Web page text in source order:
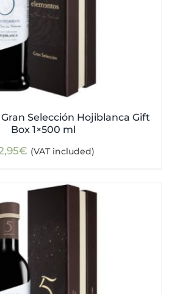
Selección Hojiblanca Gift
Box 1×500 ml
€ (VAT included)